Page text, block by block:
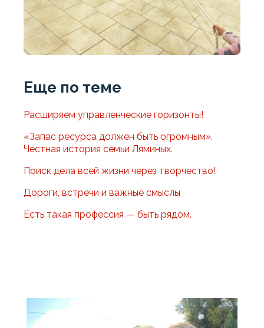
Еще по теме
Расширяем управленческие горизонты!
«Запас ресурса должен быть огромным».
Честная история семьи Ляминых.
Поиск дела всей жизни через творчество!
Дороги, встречи и важные смыслы
Есть такая профессия — быть рядом.